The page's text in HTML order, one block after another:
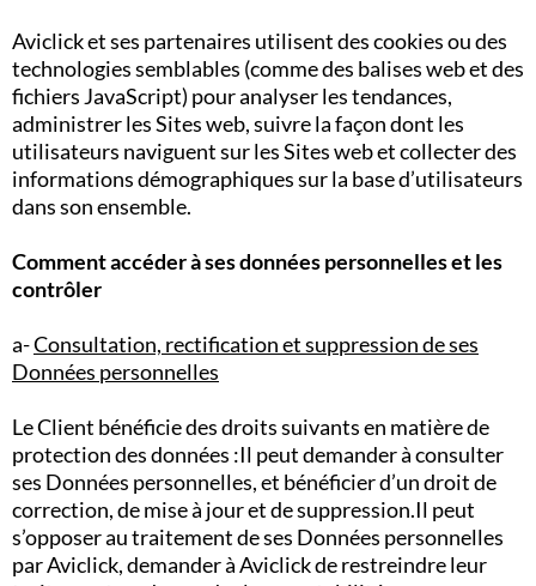
Aviclick et ses partenaires utilisent des cookies ou des
technologies semblables (comme des balises web et des
fichiers JavaScript) pour analyser les tendances,
administrer les Sites web, suivre la façon dont les
utilisateurs naviguent sur les Sites web et collecter des
informations démographiques sur la base d’utilisateurs
dans son ensemble.
Comment accéder à ses données personnelles et les
contrôler
a-Consultation, rectification et suppression de ses
Données personnelles
Le Client bénéficie des droits suivants en matière de
protection des données :Il peut demander à consulter
ses Données personnelles, et bénéficier d’un droit de
correction, de mise à jour et de suppression.Il peut
s’opposer au traitement de ses Données personnelles
par Aviclick, demander à Aviclick de restreindre leur